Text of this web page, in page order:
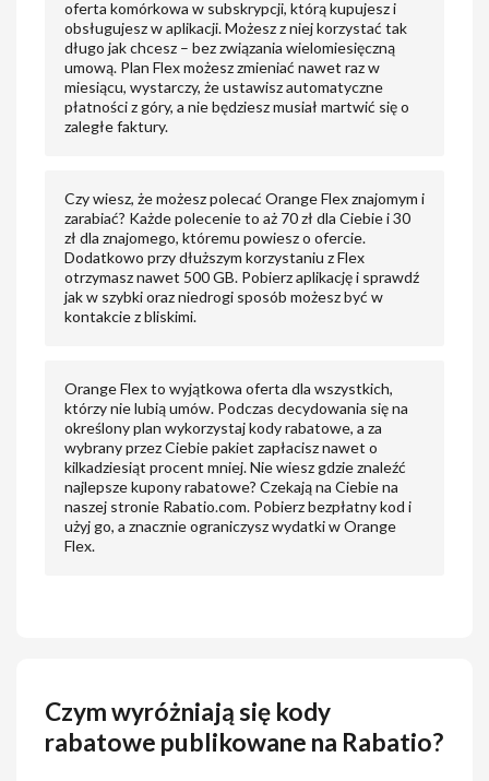
oferta komórkowa w subskrypcji, którą kupujesz i
obsługujesz w aplikacji. Możesz z niej korzystać tak
długo jak chcesz – bez związania wielomiesięczną
umową. Plan Flex możesz zmieniać nawet raz w
miesiącu, wystarczy, że ustawisz automatyczne
płatności z góry, a nie będziesz musiał martwić się o
zaległe faktury.
Czy wiesz, że możesz polecać Orange Flex znajomym i
zarabiać? Każde polecenie to aż 70 zł dla Ciebie i 30
zł dla znajomego, któremu powiesz o ofercie.
Dodatkowo przy dłuższym korzystaniu z Flex
otrzymasz nawet 500 GB. Pobierz aplikację i sprawdź
jak w szybki oraz niedrogi sposób możesz być w
kontakcie z bliskimi.
Orange Flex to wyjątkowa oferta dla wszystkich,
którzy nie lubią umów. Podczas decydowania się na
określony plan wykorzystaj kody rabatowe, a za
wybrany przez Ciebie pakiet zapłacisz nawet o
kilkadziesiąt procent mniej. Nie wiesz gdzie znaleźć
najlepsze kupony rabatowe? Czekają na Ciebie na
naszej stronie Rabatio.com. Pobierz bezpłatny kod i
użyj go, a znacznie ograniczysz wydatki w Orange
Flex.
Czym wyróżniają się kody
rabatowe publikowane na Rabatio?